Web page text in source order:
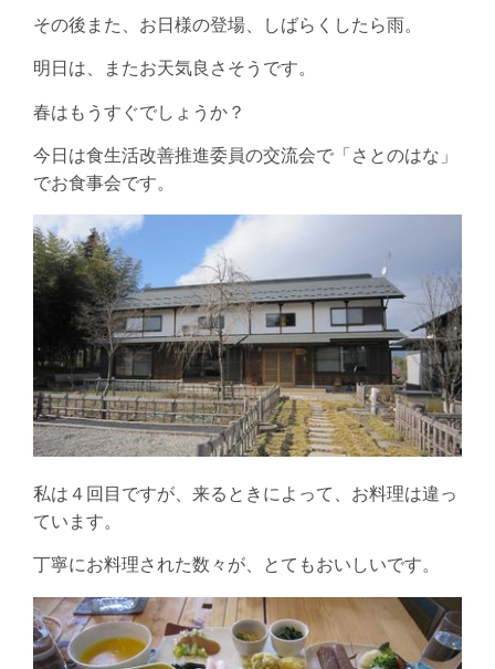
その後また、お日様の登場、しばらくしたら雨。
明日は、またお天気良さそうです。
春はもうすぐでしょうか？
今日は食生活改善推進委員の交流会で「さとのはな」
でお食事会です。
私は４回目ですが、来るときによって、お料理は違っ
ています。
丁寧にお料理された数々が、とてもおいしいです。